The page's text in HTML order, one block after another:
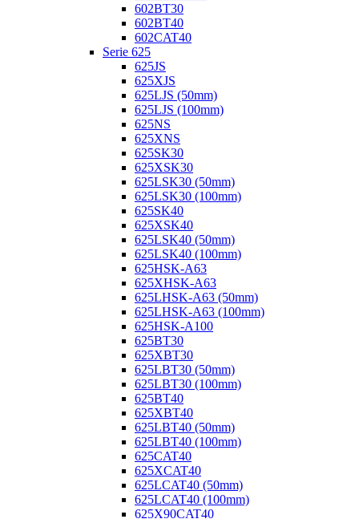
602BT30
602BT40
602CAT40
Serie 625
625JS
625XJS
625LJS (50mm)
625LJS (100mm)
625NS
625XNS
625SK30
625XSK30
625LSK30 (50mm)
625LSK30 (100mm)
625SK40
625XSK40
625LSK40 (50mm)
625LSK40 (100mm)
625HSK-A63
625XHSK-A63
625LHSK-A63 (50mm)
625LHSK-A63 (100mm)
625HSK-A100
625BT30
625XBT30
625LBT30 (50mm)
625LBT30 (100mm)
625BT40
625XBT40
625LBT40 (50mm)
625LBT40 (100mm)
625CAT40
625XCAT40
625LCAT40 (50mm)
625LCAT40 (100mm)
625X90CAT40